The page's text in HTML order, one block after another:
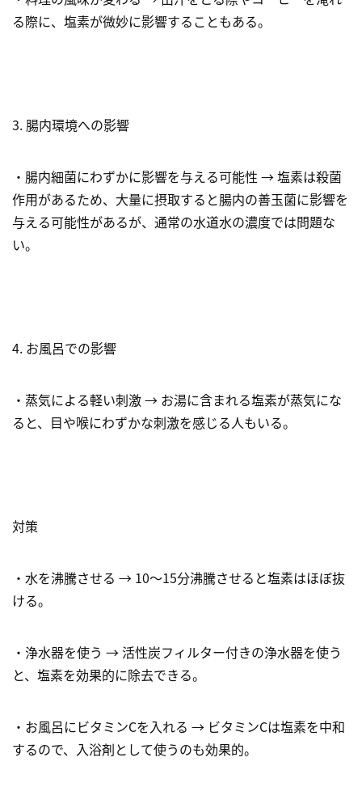
る際に、塩素が微妙に影響することもある。
3. 腸内環境への影響
・腸内細菌にわずかに影響を与える可能性 → 塩素は殺菌
作用があるため、大量に摂取すると腸内の善玉菌に影響を
与える可能性があるが、通常の水道水の濃度では問題な
い。
4. お風呂での影響
・蒸気による軽い刺激 → お湯に含まれる塩素が蒸気にな
ると、目や喉にわずかな刺激を感じる人もいる。
対策
・水を沸騰させる → 10～15分沸騰させると塩素はほぼ抜
ける。
・浄水器を使う → 活性炭フィルター付きの浄水器を使う
と、塩素を効果的に除去できる。
・お風呂にビタミンCを入れる → ビタミンCは塩素を中和
するので、入浴剤として使うのも効果的。